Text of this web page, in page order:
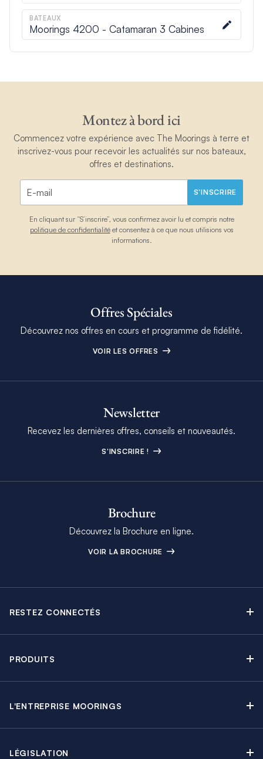
BATEAUX
Moorings 4200 - Catamaran 3 Cabines
Montez à bord ici
Commencez votre expérience avec The Moorings à terre et
inscrivez-vous pour recevoir les actualités sur nos bateaux,
offres et destinations.
S'INSCRIRE
En cliquant sur “S’inscrire”, vous confirmez avoir lu et compris notre
politique de confidentialitéet consentez à ce que nous utilisions vos
informations.
Offres Spéciales
Découvrez nos offres en cours et programme de fidélité.
VOIR LES OFFRES
Newsletter
Recevez les dernières offres, conseils et nouveautés.
S'INSCRIRE !
Brochure
Découvrez la Brochure en ligne.
VOIR LA BROCHURE
RESTEZ CONNECTÉS
Offres en cours
PRODUITS
Groupes & Incentives
L'ENTREPRISE MOORINGS
LÉGISLATION